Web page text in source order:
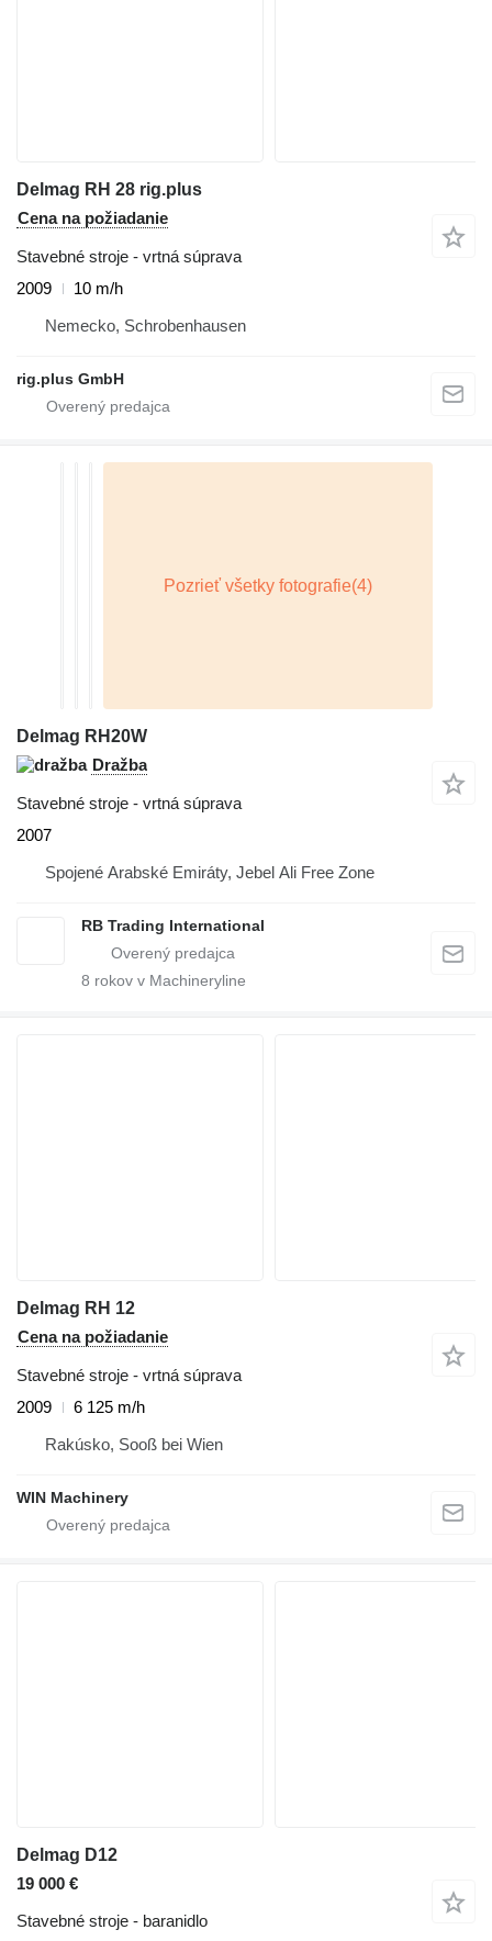
Delmag RH 28 rig.plus
Cena na požiadanie
Stavebné stroje - vrtná súprava
2009
10 m/h
Nemecko, Schrobenhausen
rig.plus GmbH
Delmag RH20W
Dražba
Stavebné stroje - vrtná súprava
2007
Spojené Arabské Emiráty, Jebel Ali Free Zone
RB Trading International
8 rokov v Machineryline
Delmag RH 12
Cena na požiadanie
Stavebné stroje - vrtná súprava
2009
6 125 m/h
Rakúsko, Sooß bei Wien
WIN Machinery
Delmag D12
19 000 €
Stavebné stroje - baranidlo